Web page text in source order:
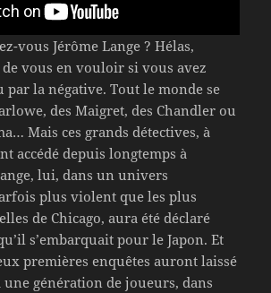
vous Jérôme Lange ? Hélas,
vous en vouloir si vous avez
par la négative. Tout le monde se
des Maigret, des Chandler ou
Mais ces grands détectives, à
accédé depuis longtemps à
lui, dans un univers
plus violent que les plus
de Chicago, aura été déclaré
s’embarquait pour le Japon. Et
premières enquêtes auront laissé
une génération de joueurs, dans